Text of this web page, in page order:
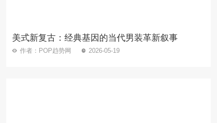
美式新复古：经典基因的当代男装革新叙事
作者：POP趋势网 2026-05-19